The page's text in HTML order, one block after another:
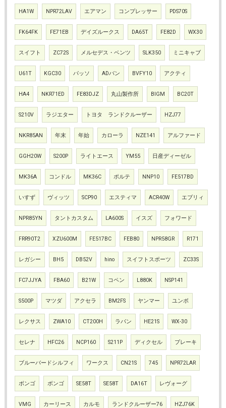
HA1W NPR72LAV エアマン コンプレッサー PDS70S
FK64FK FE71EB デイズルークス DA65T FE82D WX30
スイフト ZC72S メルセデス・ベンツ SLK350 ミニキャブ
U61T KGC30 パッソ ADバン BVFY10 アクティ
HA4 NKR71ED FE83DJZ 丸山製作所 BIGM BC20T
S210V ラジエター トヨタ ランドクルーザー HZJ77
NKR85AN 年末 年始 カローラ NZE141 アルファード
GGH20W S200P ライトエース YM55 日産ディーゼル
MK36A コンドル MK36C ポルテ NNP10 FE517BD
いすず ヴィッツ SCP90 エスティマ ACR40W エブリィ
NPR85YN タントカスタム LA600S イスズ フォワード
FRR90T2 XZU600M FE517BC FEB80 NPR58GR R171
レガシー BH5 DB52V hino スイフトスポーツ ZC33S
FC7JJYA FBA60 B21W コペン L880K NSP141
S500P マツダ アクセラ BM2FS ヤンマー ユンボ
レクサス ZWA10 CT200H ラパン HE21S WX-30
セレナ HFC26 NCP160 S211P ディクセル ブレーキ
ブルーバードシルフィ ワークス CN21S 745 NPR72LAR
ボンゴ ボンゴ SE58T SE58T DA16T レヴォーグ
VMG カーリース カルモ ランドクルーザー76 HZJ76K